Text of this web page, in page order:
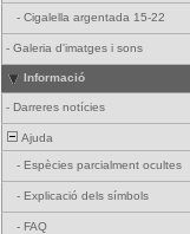
- Cigalella argentada 15-22
- Galeria d'imatges i sons
Informació
- Darreres notícies
Ajuda
- Espècies parcialment ocultes
- Explicació dels símbols
- FAQ